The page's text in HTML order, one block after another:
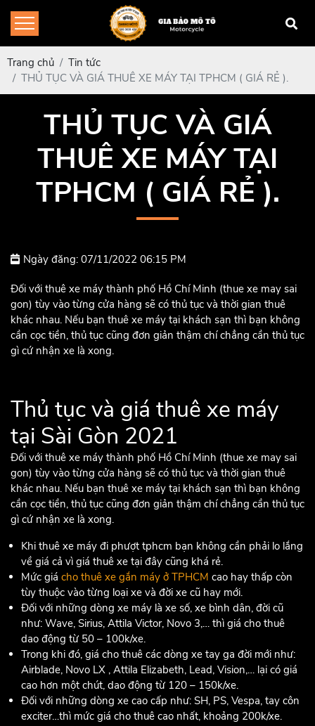
Trang chủ
Tin tức
THỦ TỤC VÀ GIÁ THUÊ XE MÁY TẠI TPHCM ( GIÁ RẺ ).
THỦ TỤC VÀ GIÁ
THUÊ XE MÁY TẠI
TPHCM ( GIÁ RẺ ).
Ngày đăng: 07/11/2022 06:15 PM
Đối với thuê xe máy thành phố Hồ Chí Minh (thue xe may sai
gon) tùy vào từng cửa hàng sẽ có thủ tục và thời gian thuê
khác nhau. Nếu bạn thuê xe máy tại khách sạn thì bạn không
cần cọc tiền, thủ tục cũng đơn giản thậm chí chẳng cần thủ tục
gì cứ nhận xe là xong.
Thủ tục và giá thuê xe máy
tại Sài Gòn 2021
Đối với thuê xe máy thành phố Hồ Chí Minh (thue xe may sai
gon) tùy vào từng cửa hàng sẽ có thủ tục và thời gian thuê
khác nhau. Nếu bạn thuê xe máy tại khách sạn thì bạn không
cần cọc tiền, thủ tục cũng đơn giản thậm chí chẳng cần thủ tục
gì cứ nhận xe là xong.
Khi thuê xe máy đi phượt tphcm bạn không cần phải lo lắng
về giá cả vì giá thuê xe tại đây cũng khá rẻ.
Mức giá cho thuê xe gắn máy ở TPHCM cao hay thấp còn
tùy thuộc vào từng loại xe và đời xe cũ hay mới.
Đối với những dòng xe máy là xe số, xe bình dân, đời cũ
như: Wave, Sirius, Attila Victor, Novo 3,… thì giá cho thuê
dao động từ 50 – 100k/xe.
Trong khi đó, giá cho thuê các dòng xe tay ga đời mới như:
Airblade, Novo LX , Attila Elizabeth, Lead, Vision,… lại có giá
cao hơn một chút, dao động từ 120 – 150k/xe.
Đối với những dòng xe cao cấp như: SH, PS, Vespa, tay côn
exciter…thì mức giá cho thuê cao nhất, khoảng 200k/xe.